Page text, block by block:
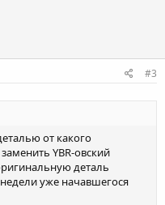
#3
от какого
YBR-овский
деталь
уже начавшегося